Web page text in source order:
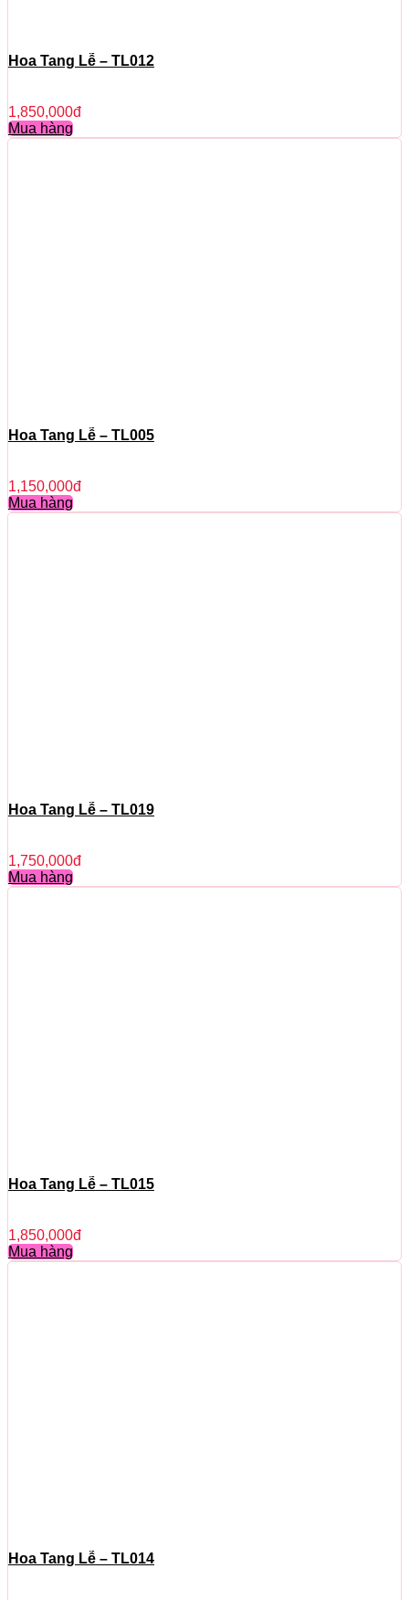
Hoa Tang Lễ – TL012
1,850,000đ
Mua hàng
Hoa Tang Lễ – TL005
1,150,000đ
Mua hàng
Hoa Tang Lễ – TL019
1,750,000đ
Mua hàng
Hoa Tang Lễ – TL015
1,850,000đ
Mua hàng
Hoa Tang Lễ – TL014